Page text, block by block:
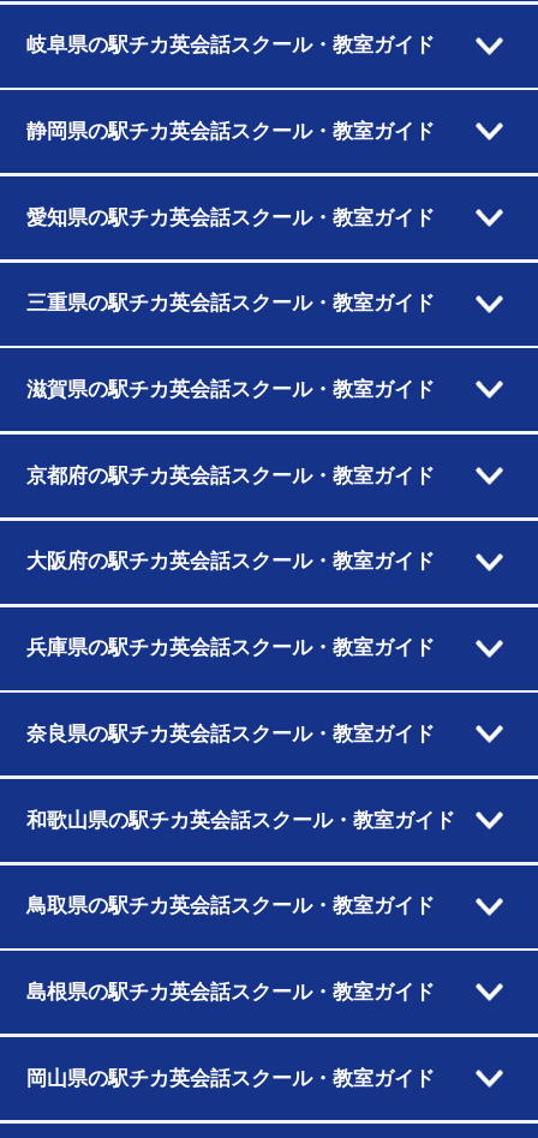
岐阜県の駅チカ英会話スクール・教室ガイド
静岡県の駅チカ英会話スクール・教室ガイド
愛知県の駅チカ英会話スクール・教室ガイド
三重県の駅チカ英会話スクール・教室ガイド
滋賀県の駅チカ英会話スクール・教室ガイド
京都府の駅チカ英会話スクール・教室ガイド
大阪府の駅チカ英会話スクール・教室ガイド
兵庫県の駅チカ英会話スクール・教室ガイド
奈良県の駅チカ英会話スクール・教室ガイド
和歌山県の駅チカ英会話スクール・教室ガイド
鳥取県の駅チカ英会話スクール・教室ガイド
島根県の駅チカ英会話スクール・教室ガイド
岡山県の駅チカ英会話スクール・教室ガイド